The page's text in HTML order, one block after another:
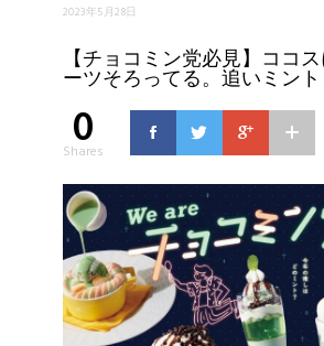
2023年5月28日
【チョコミン党必見】ココ
ーツそろってる。追いミン
0
Shares